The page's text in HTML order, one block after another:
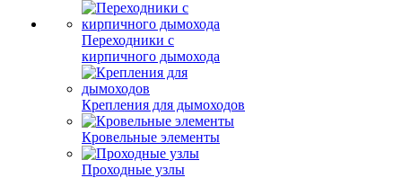
Переходники с
кирпичного дымохода
Крепления для дымоходов
Кровельные элементы
Проходные узлы